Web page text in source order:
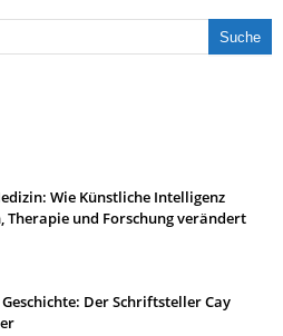
Wie Künstliche Intelligenz
Therapie und Forschung verändert
Der Schriftsteller Cay